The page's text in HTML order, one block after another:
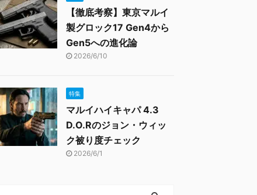
【徹底考察】東京マルイ
製グロック17 Gen4から
Gen5への進化論
2026/6/10
特集
マルイハイキャパ 4.3
D.O.Rのジョン・ウィッ
ク被り度チェック
2026/6/1